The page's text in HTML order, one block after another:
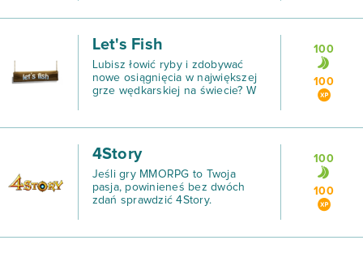
flot!
Let's Fish
Lubisz łowić ryby i zdobywać
nowe osiągnięcia w największej
grze wędkarskiej na świecie? W
100
100
4Story
Jeśli gry MMORPG to Twoja
pasja, powinieneś bez dwóch
zdań sprawdzić 4Story.
100
100